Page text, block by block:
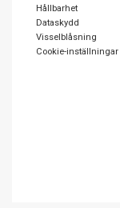
Hållbarhet
Dataskydd
Visselblåsning
Cookie-inställningar